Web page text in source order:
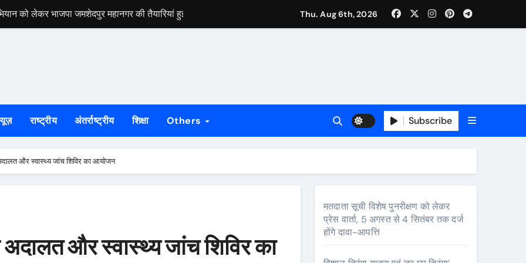
यूआईएसएल के वरीय महाप्रबंधक से, ज्ञापन सौंपा कंपनी की टीम क्षेत्र का निरीक्षण कर कार्य शुरु करवाएगीःसीनियर जीएम
की जनजागरण बस को दिखाएंगे हरी झंडी, तैयारियां पूरी
मुद्दा, सांसद जोबा माझी ने पूर्ण संचालन की उठाई मांग
अभियान की रणनीति तय, शक्ति केंद्र प्रभारियों की हुई नियुक्ति
बाल विवाह व डायन प्रथा के खिलाफ किया गया जागरूक
Thu. Aug 6th, 2026
राष्ट्रीय अंतर्राष्ट्रीय शिक्षा Others Subscribe
और स्वास्थ्य जांच शिविर का आयोजन
और स्वास्थ्य जांच शिविर का
मतदाता सूची विशेष पुनरीक्षण को लेकर
प्रेस वार्ता, 5 अगस्त से 4 सितंबर तक दर्ज
होंगे दावा-आपत्ति